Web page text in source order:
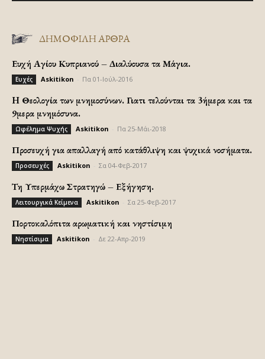
ΔΗΜΟΦΙΛΗ ΑΡΘΡΑ
Ευχή Αγίου Κυπριανού – Διαλύουσα τα Μάγια.
Ευχές Askitikon Πα 01-Ιούλ-2016
H Θεολογία των μνημοσύνων. Γιατι τελούνται τα 3ήμερα και τα
9μερα μνημόσυνα.
Ωφέλημα Ψυχής Askitikon Πα 25-Μάι-2018
Προσευχή για απαλλαγή από κατάθλιψη και ψυχικά νοσήματα.
Προσευχές Askitikon Σα 04-Φεβ-2017
Τη Υπερμάχω Στρατηγώ – Εξήγηση.
Λειτουργικά Κείμενα Askitikon Σα 25-Φεβ-2017
Πορτοκαλόπιτα αρωματική και νηστίσιμη
Νηστίσιμα Askitikon Δε 22-Απρ-2019